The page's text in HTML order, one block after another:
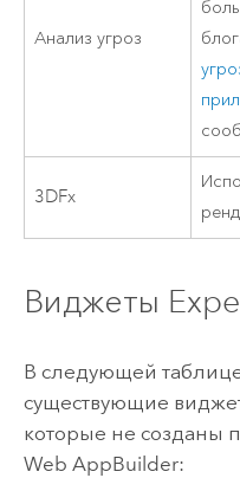
Анализ угроз
3DFx
Виджеты
В следующей
существующие
которые не созданы
Web AppBuilder: